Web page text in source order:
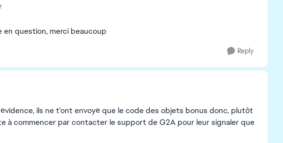
en question, merci beaucoup
Reply
ils ne t'ont envoyé que le code des objets bonus donc, plutôt
à commencer par contacter le support de G2A pour leur signaler que